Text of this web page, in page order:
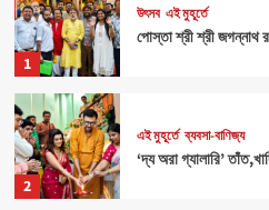
1
উৎসব এই মুহূর্তে
পোস্তা শ্রী শ্রী জগন্নাথ
2
এই মুহূর্তে ব্যবসা-বাণিজ্য
‘দ্য অরা গ্যালারি’